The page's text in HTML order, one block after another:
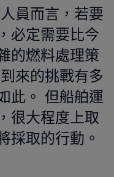
員而言，若要
必定需要比今
的燃料處理策
來的挑戰有多
此。 但船舶運
很大程度上取
採取的行動。